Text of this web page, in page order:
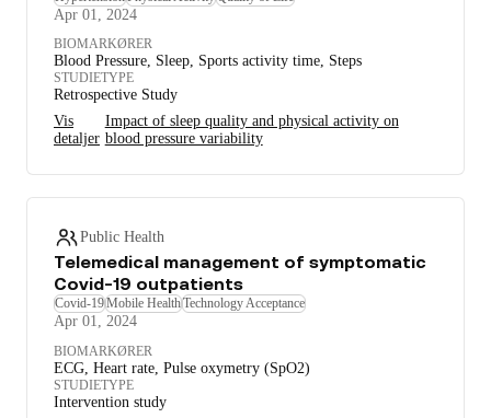
Apr 01, 2024
BIOMARKØRER
Blood Pressure, Sleep, Sports activity time, Steps
STUDIETYPE
Retrospective Study
Vis
detaljer
Impact of sleep quality and physical activity on
blood pressure variability
Public Health
Telemedical management of symptomatic
Covid-19 outpatients
Covid-19Mobile HealthTechnology Acceptance
Apr 01, 2024
BIOMARKØRER
ECG, Heart rate, Pulse oxymetry (SpO2)
STUDIETYPE
Intervention study